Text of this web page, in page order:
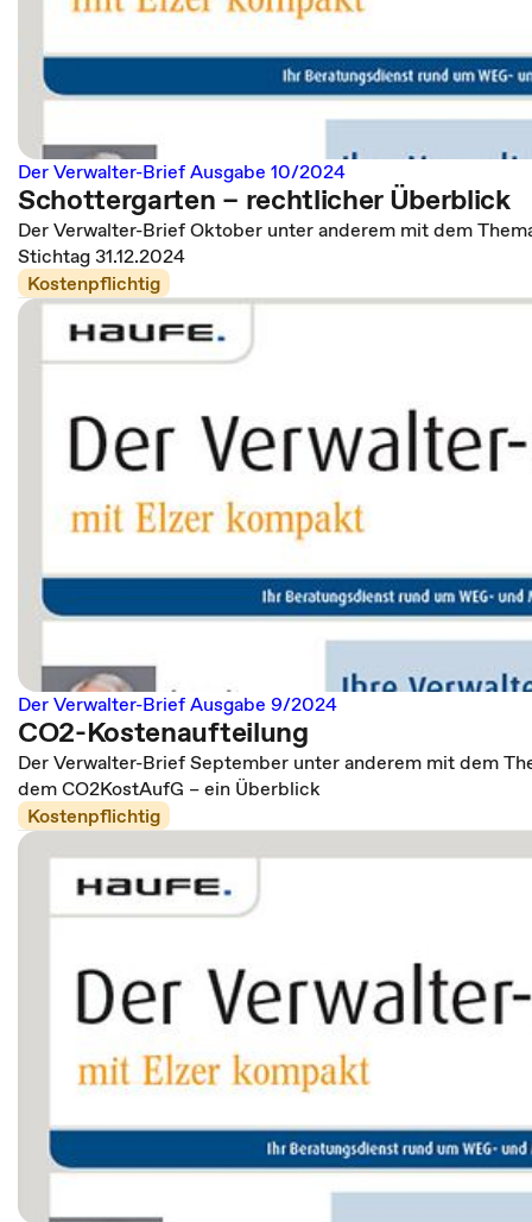
Der Verwalter-Brief Ausgabe 10/2024
Schottergarten – rechtlicher Überblick
Der Verwalter-Brief Oktober unter anderem mit dem
Stichtag 31.12.2024
Kostenpflichtig
Der Verwalter-Brief Ausgabe 9/2024
CO2-Kostenaufteilung
Der Verwalter-Brief September unter anderem mit dem
dem CO2KostAufG – ein Überblick
Kostenpflichtig